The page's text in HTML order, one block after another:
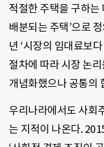
적절한 주택을 구하는
배분되는 주택’으로
년 ‘시장의 임대료보
절차에 따라 시장 논
개념화했으나 공통의
우리나라에서도 사회
는 지적이 나온다.